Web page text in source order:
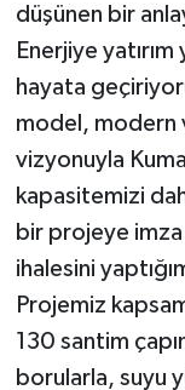
düşünen bir
Enerjiye
hayata
model, modern
vizyonuyla
kapasitemizi
bir projeye
ihalesini
Projemiz
130 santim
borularla, suyu